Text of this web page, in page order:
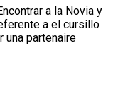
a la Novia y
a el cursillo
una partenaire